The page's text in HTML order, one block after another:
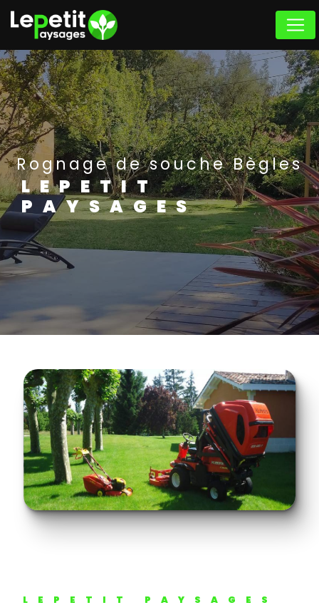
Rognage de souche Bègles
LEPETIT
PAYSAGES
LEPETIT PAYSAGES
Panneau de gestion des cookies